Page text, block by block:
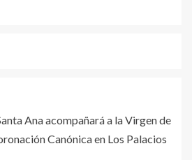
Ana acompañará a la Virgen de
Canónica en Los Palacios